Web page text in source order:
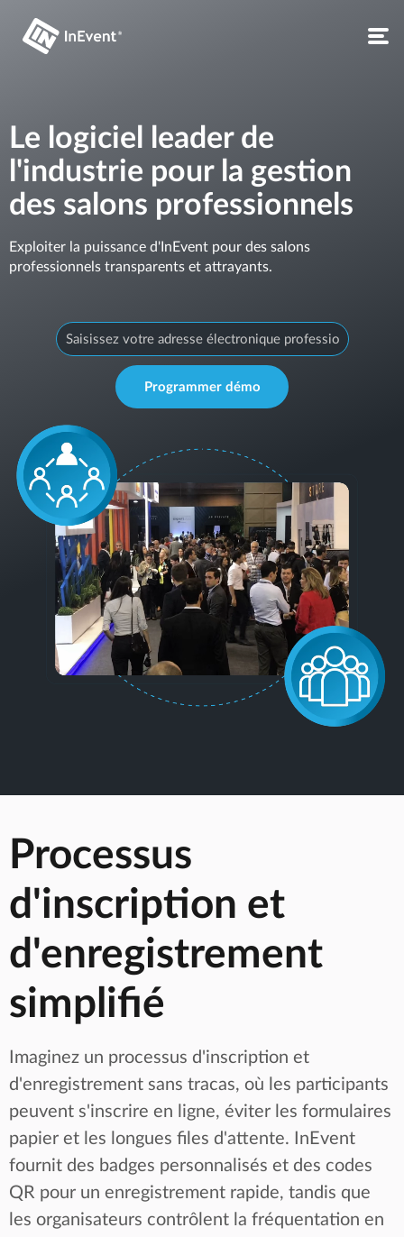
Le logiciel leader de
l'industrie pour la gestion
des salons professionnels
Exploiter la puissance d'InEvent pour des salons
professionnels transparents et attrayants.
Programmer démo
Processus
d'inscription et
d'enregistrement
simplifié
Imaginez un processus d'inscription et
d'enregistrement sans tracas, où les participants
peuvent s'inscrire en ligne, éviter les formulaires
papier et les longues files d'attente. InEvent
fournit des badges personnalisés et des codes
QR pour un enregistrement rapide, tandis que
les organisateurs contrôlent la fréquentation en